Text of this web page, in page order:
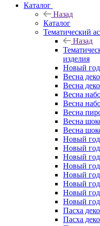
Каталог
Назад
Каталог
Тематический
Назад
изделия
Новый
Весна
Весна
Весна
Весна
Весна
Весна
Весна
Новый год
Новый год
Новый
Новый
Новый
Новый
Новый
Новый
Пасха
Пасха